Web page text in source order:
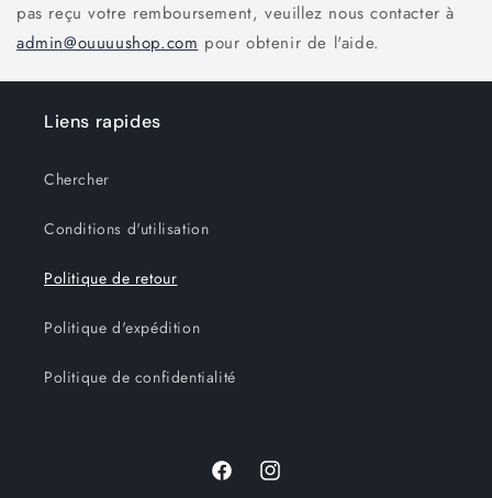
pas reçu votre remboursement, veuillez nous contacter à
admin@ouuuushop.com pour obtenir de l'aide.
Liens rapides
Chercher
Conditions d'utilisation
Politique de retour
Politique d'expédition
Politique de confidentialité
FacebookInstagram